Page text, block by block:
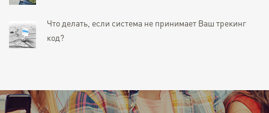
Что делать, если система не принимает Ваш трекинг
код?